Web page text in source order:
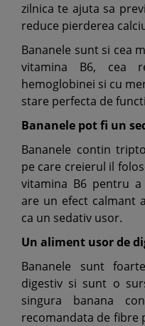
zilnica te ajuta sa
reduce pierderea
Bananele sunt si cea
vitamina B6, cea
hemoglobinei si cu
stare perfecta de
Bananele pot fi un
Bananele contin
pe care creierul il
vitamina B6 pentru a
are un efect calmant
ca un sedativ usor.
Un aliment usor de
Bananele sunt
digestiv si sunt o
singura banana
recomandata de fibre